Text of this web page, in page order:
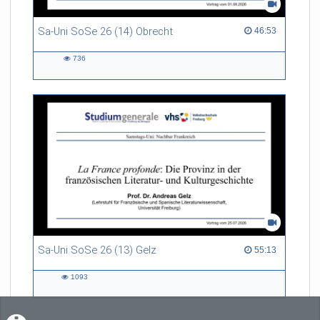
Sa-Uni SoSe 26 (14) Obrecht 46:53
46:53 duration
736
Sa-Uni SoSe 26 (13) Gelz 55:13
55:13 duration
1093